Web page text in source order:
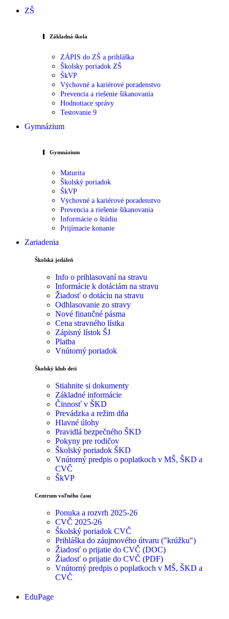
ZŠ
Základná škola
ZÁPIS do ZŠ a prihláška
Školsky poriadok ZŠ
ŠkVP
Výchovné a kariérové poradenstvo
Prevencia a riešenie šikanovania
Hodnotiace správy
Testovanie 9
Gymnázium
Gymnázium
Maturita
Školský poriadok
ŠkVP
Výchovné a kariérové poradenstvo
Prevencia a riešenie šikanovania
Informácie o štúdiu
Prijímacie konanie
Zariadenia
Školská jedáleň
Info o prihlasovaní na stravu
Informácie k dotáciám na stravu
Žiadosť o dotáciu na stravu
Odhlasovanie zo stravy
Nové finančné pásma
Cena stravného lístka
Zápisný lístok ŠJ
Platba
Vnútorný poriadok
Školský klub deti
Stiahnite si dokumenty
Základné informácie
Činnosť v ŠKD
Prevádzka a režim dňa
Hlavné úlohy
Pravidlá bezpečného ŠKD
Pokyny pre rodičov
Školský poriadok ŠKD
Vnútorný predpis o poplatkoch v MŠ, ŠKD a
CVČ
ŠkVP
Centrum voľného času
Ponuka a rozvrh 2025-26
CVČ 2025-26
Školský poriadok CVČ
Prihláška do záujmového útvaru ("krúžku")
Žiadosť o prijatie do CVČ (DOC)
Žiadosť o prijatie do CVČ (PDF)
Vnútorný predpis o poplatkoch v MŠ, ŠKD a
CVČ
EduPage